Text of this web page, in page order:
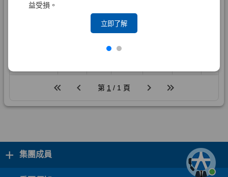
益受損。
立即了解
+ 集團成員